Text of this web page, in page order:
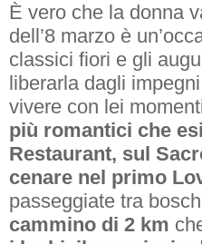
È vero che la donna
dell’8 marzo è
classici fiori e gli
liberarla dagli
vivere con lei
più romantici che
Restaurant, sul
cenare nel primo
passeggiate tra
cammino di 2 km